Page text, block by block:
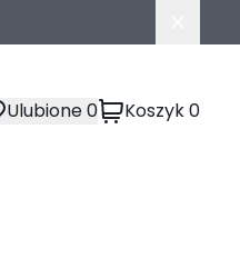
Ulubione0 Koszyk0